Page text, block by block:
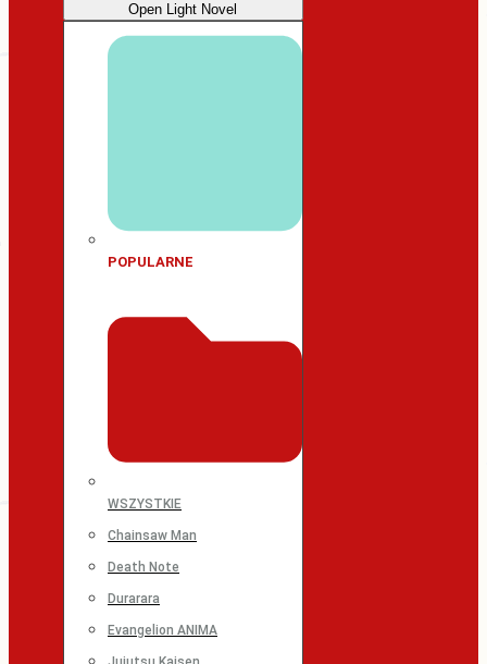
Open Light Novel
POPULARNE
WSZYSTKIE
Chainsaw Man
Death Note
Durarara
Evangelion ANIMA